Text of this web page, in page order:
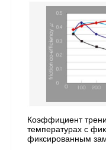
Коэффициент
температурах с
фиксированным